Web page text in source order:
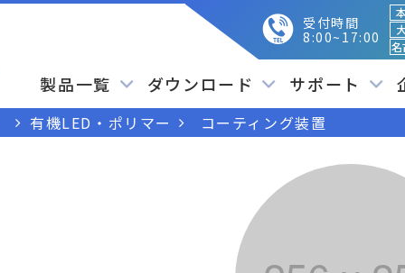
受付時間
8:00~17:00
名
製品一覧 ダウンロード サポート
有機LED・ポリマー コーティング装置